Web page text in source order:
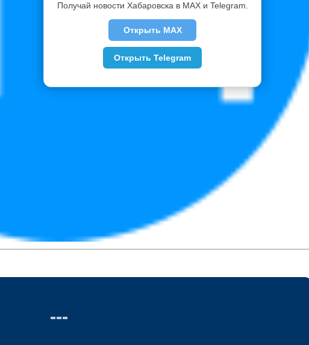
Получай новости Хабаровска в MAX и Telegram.
Открыть MAX
Открыть Telegram